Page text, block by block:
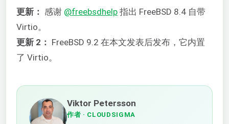
更新： 感谢 @freebsdhelp 指出 FreeBSD 8.4 自带
Virtio。
更新 2： FreeBSD 9.2 在本文发表后发布，它内置
了 Virtio。
Viktor Petersson
作者 · CLOUDSIGMA